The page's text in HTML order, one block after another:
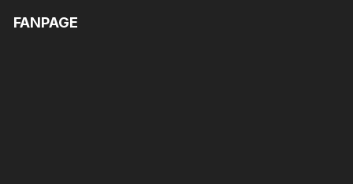
FANPAGE